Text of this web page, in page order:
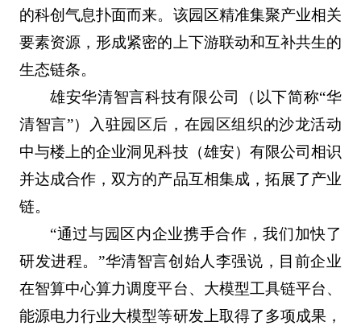
的科创气息扑面而来。该园区精准集聚产业相关
要素资源，形成紧密的上下游联动和互补共生的
生态链条。
雄安华清智言科技有限公司（以下简称“华
清智言”）入驻园区后，在园区组织的沙龙活动
中与楼上的企业洞见科技（雄安）有限公司相识
并达成合作，双方的产品互相集成，拓展了产业
链。
“通过与园区内企业携手合作，我们加快了
研发进程。”华清智言创始人李强说，目前企业
在智算中心算力调度平台、大模型工具链平台、
能源电力行业大模型等研发上取得了多项成果，